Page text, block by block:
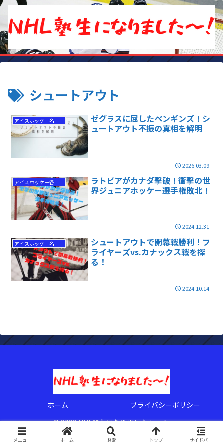
シュートアウト
アイスホッケー名勝負
ゼグラスに屈したペンギンズ！シ
ュートアウト不振の真相を解明
2026.03.09
アイスホッケー各国代表情報
ラトビアがカナダ撃破！衝撃の世
界ジュニアホッケー選手権敗北！
2024.12.31
アイスホッケー名勝負
シュートアウトで開幕戦勝利！フ
ライヤーズvs.カナックス戦を探
る！
2024.10.14
ホーム
プライバシーポリシー
© 2022 NHL塾生になりましたぁ〜！.
メニュー ホーム 検索 トップ サイドバー